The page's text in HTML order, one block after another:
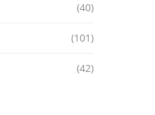
(40)
(101)
(42)